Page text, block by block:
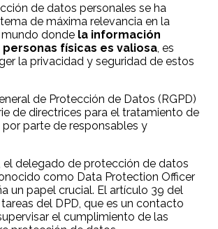
de datos personales se ha
de máxima relevancia en la
donde la información
físicas es valiosa, es
la privacidad y seguridad de estos
de Protección de Datos (RGPD)
de directrices para el tratamiento de
parte de responsables y
el delegado de protección de datos
como Data Protection Officer
un papel crucial. El artículo 39 del
del DPD, que es un contacto
el cumplimiento de las